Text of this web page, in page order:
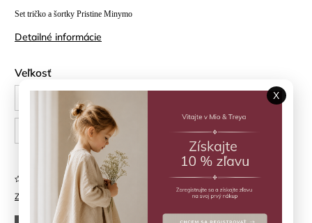
Set tričko a šortky Pristine Minymo
Detailné informácie
Veľkosť
Značka: MINYMO
Neohodnotené
X